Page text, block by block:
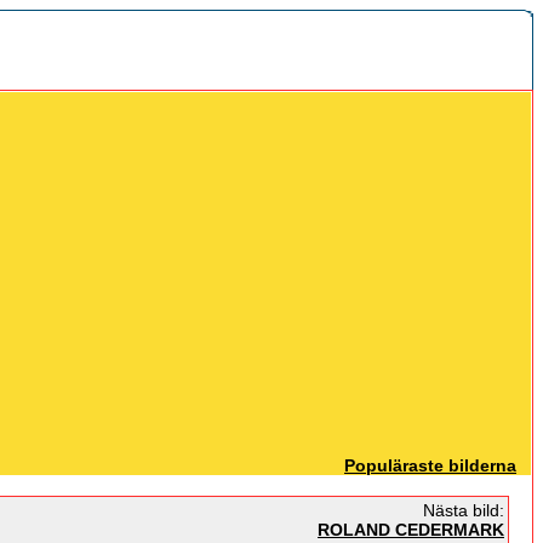
Populäraste bilderna
Nästa bild:
ROLAND CEDERMARK